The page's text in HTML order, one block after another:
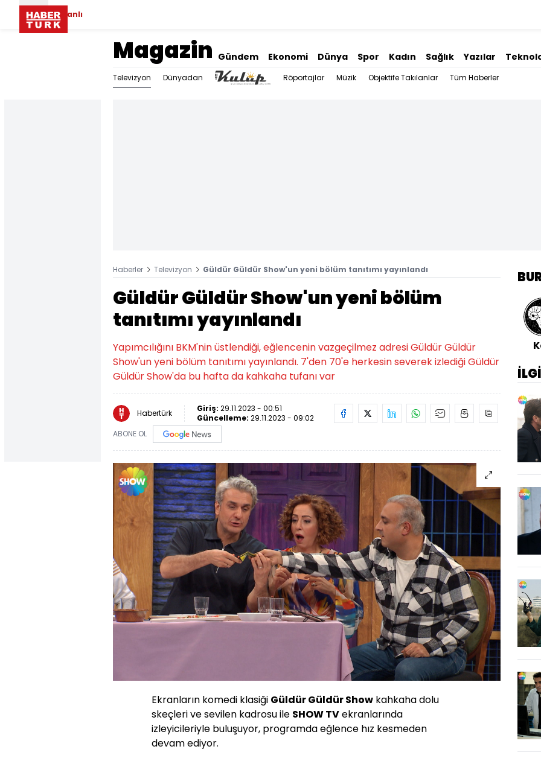
Canlı
Magazin Gündem Ekonomi Dünya Spor Kadın Sağlık Yazılar
Televizyon Dünyadan Röportajlar Müzik Objektife Takılanlar Tüm Haberler
Haberler Televizyon Güldür Güldür Show'un yeni bölüm tanıtımı yayınlandı
Güldür Güldür Show'un yeni bölüm
tanıtımı yayınlandı
Yapımcılığını BKM'nin üstlendiği, eğlencenin vazgeçilmez adresi Güldür Güldür
Show'un yeni bölüm tanıtımı yayınlandı. 7'den 70'e herkesin severek izlediği Güldür
Güldür Show'da bu hafta da kahkaha tufanı var
Habertürk Giriş: 29.11.2023 - 00:51
Güncelleme: 29.11.2023 - 09:02
ABONE OL
Ekranların komedi klasiği Güldür Güldür Show kahkaha dolu
skeçleri ve sevilen kadrosu ile SHOW TVekranlarında
izleyicileriyle buluşuyor, programda eğlence hız kesmeden
devam ediyor.